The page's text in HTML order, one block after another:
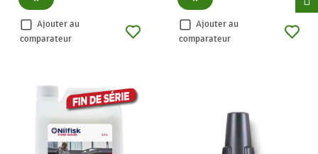
Ajouter au
comparateur
Ajouter au
comparateur